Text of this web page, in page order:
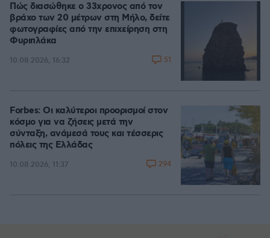
Πώς διασώθηκε ο 33χρονος από τον
βράχο των 20 μέτρων στη Μήλο, δείτε
φωτογραφίες από την επιχείρηση στη
Φυριπλάκα
10.08.2026, 16:32 51
Forbes: Οι καλύτεροι προορισμοί στον
κόσμο για να ζήσεις μετά την
σύνταξη, ανάμεσά τους και τέσσερις
πόλεις της Ελλάδας
10.08.2026, 11:37 294